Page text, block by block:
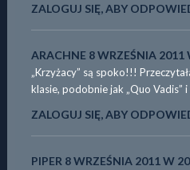
ZALOGUJ SIĘ, ABY
ARACHNE 8 WRZEŚNIA 2011
„Krzyżacy” są spoko!!!
klasie, podobnie jak „Quo Vadis”
ZALOGUJ SIĘ, ABY
PIPER 8 WRZEŚNIA 2011 W